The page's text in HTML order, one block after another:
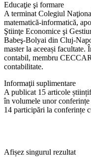
Educaţie şi formare
A terminat Colegiul
matematică-informatică,
Ştiinţe Economice şi
Babeş-Bolyai din Cluj-
master la aceeași
contabil, membru
contabilitate.
Informaţii suplimentare
A publicat 15 articole
în volumele unor
14 participări la conferințe
Afișez singurul rezultat